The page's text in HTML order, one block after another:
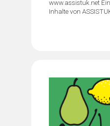
www.assistuk.net
Inhalte von